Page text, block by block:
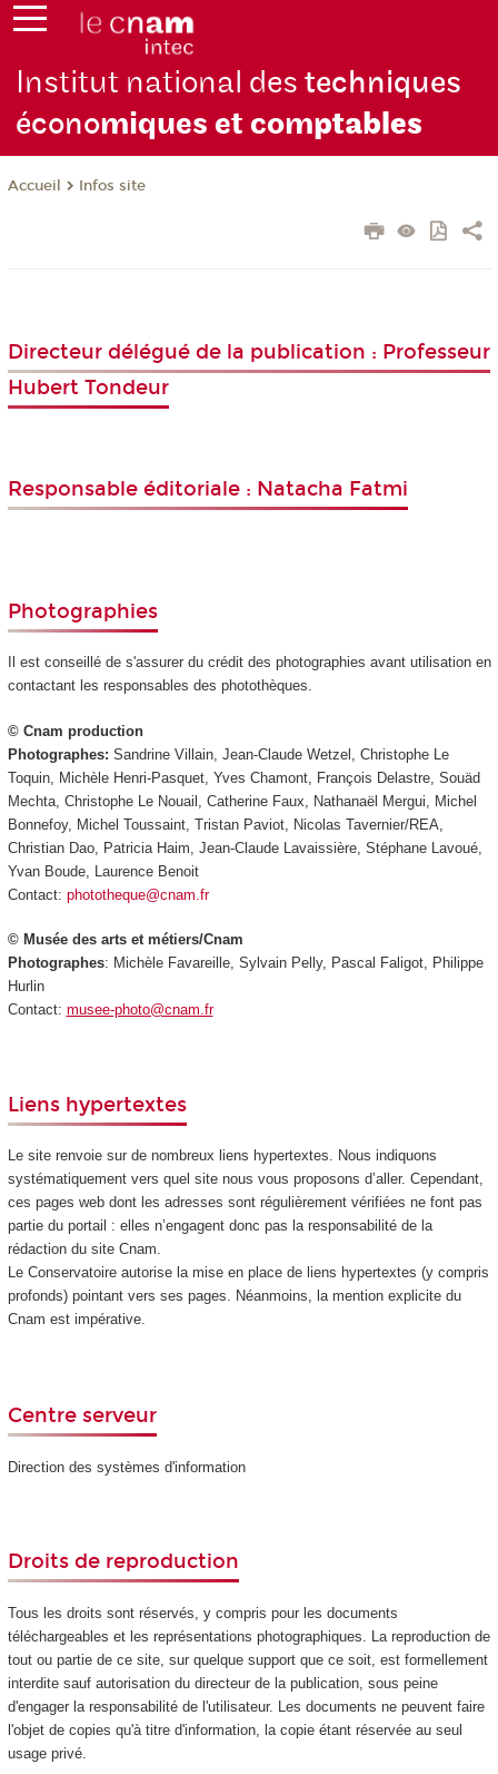
Institut national destechniques
économiques et comptables
Accueil Infos site
Directeur délégué de la publication : Professeur
Hubert Tondeur
Responsable éditoriale : Natacha Fatmi
Photographies
Il est conseillé de s'assurer du crédit des photographies avant utilisation en
contactant les responsables des photothèques.
© Cnam production
Photographes: Sandrine Villain, Jean-Claude Wetzel, Christophe Le
Toquin, Michèle Henri-Pasquet, Yves Chamont, François Delastre, Souäd
Mechta, Christophe Le Nouail, Catherine Faux, Nathanaël Mergui, Michel
Bonnefoy, Michel Toussaint, Tristan Paviot, Nicolas Tavernier/REA,
Christian Dao, Patricia Haim, Jean-Claude Lavaissière, Stéphane Lavoué,
Yvan Boude, Laurence Benoit
Contact: phototheque@cnam.fr
© Musée des arts et métiers/Cnam
Photographes: Michèle Favareille, Sylvain Pelly, Pascal Faligot, Philippe
Hurlin
Contact: musee-photo@cnam.fr
Liens hypertextes
Le site renvoie sur de nombreux liens hypertextes. Nous indiquons
systématiquement vers quel site nous vous proposons d’aller. Cependant,
ces pages web dont les adresses sont régulièrement vérifiées ne font pas
partie du portail : elles n’engagent donc pas la responsabilité de la
rédaction du site Cnam.
Le Conservatoire autorise la mise en place de liens hypertextes (y compris
profonds) pointant vers ses pages. Néanmoins, la mention explicite du
Cnam est impérative.
Centre serveur
Direction des systèmes d'information
Droits de reproduction
Tous les droits sont réservés, y compris pour les documents
téléchargeables et les représentations photographiques. La reproduction de
tout ou partie de ce site, sur quelque support que ce soit, est formellement
interdite sauf autorisation du directeur de la publication, sous peine
d'engager la responsabilité de l'utilisateur. Les documents ne peuvent faire
l'objet de copies qu'à titre d'information, la copie étant réservée au seul
usage privé.